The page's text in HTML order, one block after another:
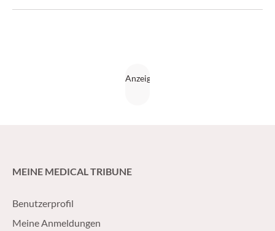
MEINE MEDICAL TRIBUNE
Benutzerprofil
Meine Anmeldungen